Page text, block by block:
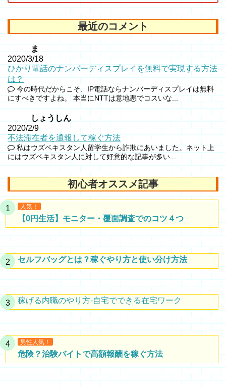
最近のコメント
ま
2020/3/18
ひかり電話のナンバーディスプレイを無料で実現する方法
は？
今の時代だからこそ、IP電話ならナンバーディスプレイは無料
にすべきですよね。 本当にNTTは意地悪でコスいな...
しょうしん
2020/2/9
不法滞在者を通報して稼ぐ方法
私はウズベキスタン人留学生から詐欺にあいました。ネット上
にはウズベキスタン人に対して好意的な記事が多い...
初心者オススメ記事
人気！
【0円生活】モニター・覆面調査でのコツ４つ
セルフバッグとは？稼ぐやり方と使い分け方法
稼げる内職のやり方-自宅でできる在宅ワーク
男性人気！
危険？治験バイトで高額報酬を稼ぐ方法